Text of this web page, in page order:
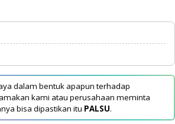
dalam bentuk apapun terhadap
kami atau perusahaan meminta
bisa dipastikan itu PALSU.